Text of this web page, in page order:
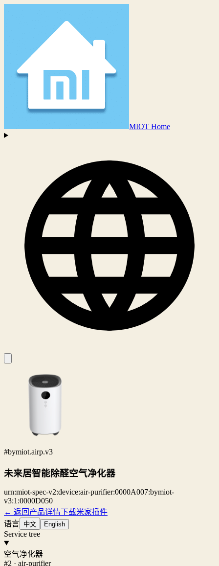
MIOT Home
#bymiot.airp.v3
未来居智能除醛空气净化器
urn:miot-spec-v2:device:air-purifier:0000A007:bymiot-
v3:1:0000D050
← 返回产品详情下载米家插件
语言 中文 English
Service tree
空气净化器
#2 · air-purifier